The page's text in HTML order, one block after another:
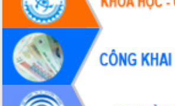
Hội thảo khoa học “Giải pháp thúc đẩy
phát triển nền kinh tế xanh tại tỉnh
Đắk Lắk”
Tăng cường giám sát, đôn đốc thực
hiện nhiệm vụ quản lý tài sản công
hàng tuần
Tháo gỡ những vướng mắc, đẩy mạnh
công tác cải cách thủ tục hành chính